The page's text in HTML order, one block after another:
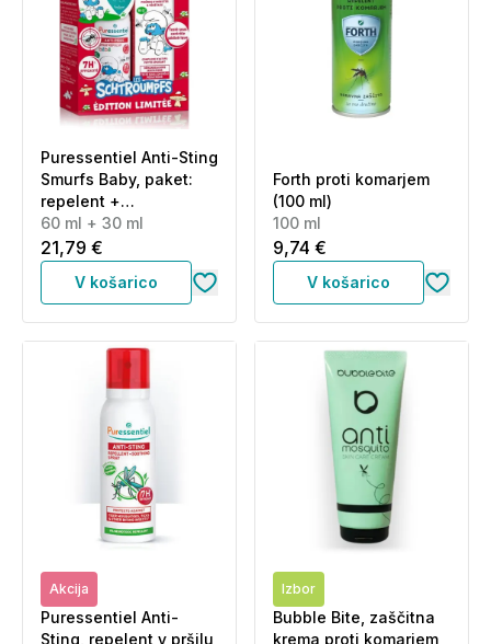
Puressentiel Anti-Sting
Smurfs Baby, paket:
repelent +
pomirjevalna krema
(60 ml + 30 ml)
60 ml + 30 ml
21,79 €
V košarico
Forth proti komarjem
(100 ml)
100 ml
9,74 €
V košarico
Akcija
Puressentiel Anti-
Sting, repelent v pršilu
Izbor
Bubble Bite, zaščitna
krema proti komarjem